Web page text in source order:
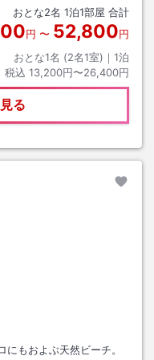
おとな2名 1泊1部屋 合計
円 〜 52,800円
おとな1名 (2名1室)｜ 1泊
税込 13,200円〜26,400円
る
もおよぶ天然ビーチ。